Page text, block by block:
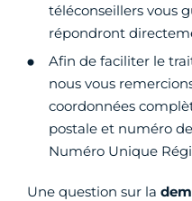
téléconseillers vous
répondront
Afin de faciliter le
nous vous
coordonnées
postale et numéro
Numéro Unique
Une question sur la